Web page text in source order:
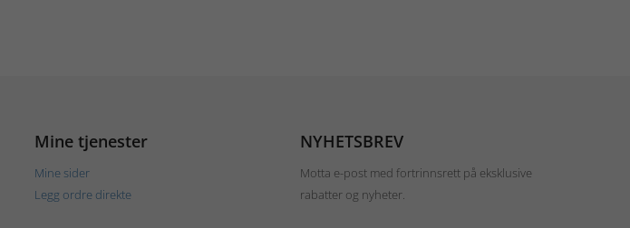
Mine tjenester
Mine sider
Legg ordre direkte
NYHETSBREV
Motta e-post med fortrinnsrett på eksklusive
rabatter og nyheter.